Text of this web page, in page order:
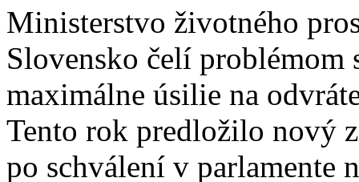
Ministerstvo životného
Slovensko čelí
maximálne úsilie na
Tento rok predložilo nový
po schválení v parlamente